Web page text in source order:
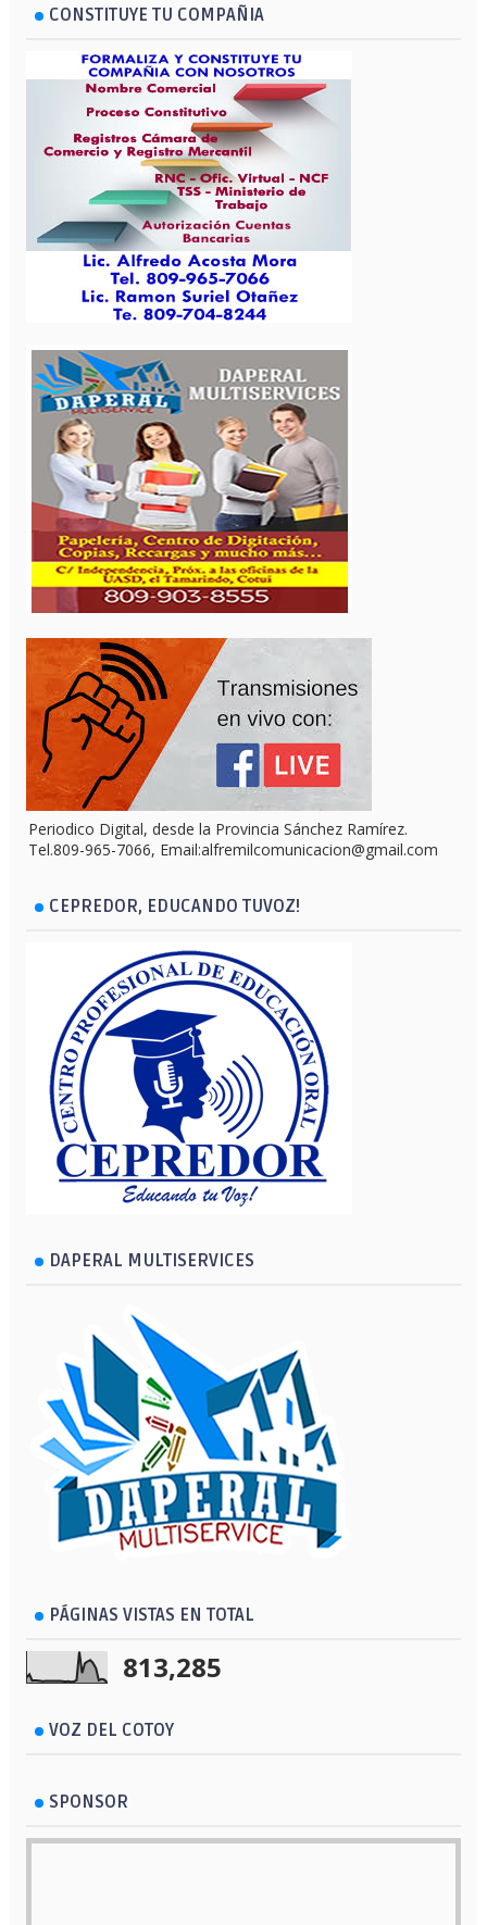
CONSTITUYE TU COMPAÑIA
Periodico Digital, desde la Provincia Sánchez Ramírez.
Tel.809-965-7066, Email:alfremilcomunicacion@gmail.com
CEPREDOR, EDUCANDO TUVOZ!
DAPERAL MULTISERVICES
PÁGINAS VISTAS EN TOTAL
813,285
VOZ DEL COTOY
SPONSOR